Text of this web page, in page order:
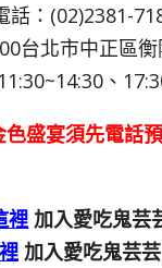
話：(02)2381-
台北市中正區
、
色盛宴須先電話
裡 加入愛吃鬼芸
加入愛吃鬼芸